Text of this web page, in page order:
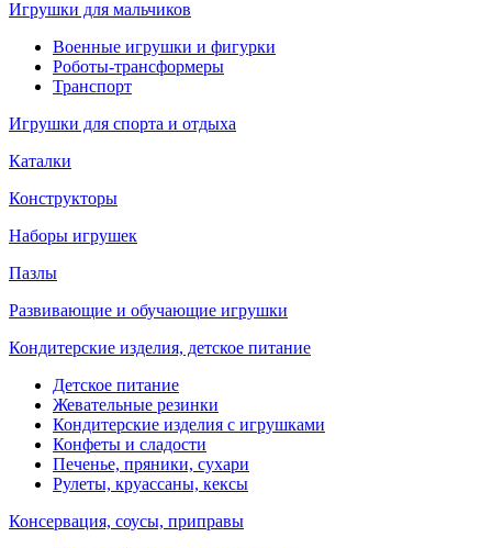
Игрушки для мальчиков
Военные игрушки и фигурки
Роботы-трансформеры
Транспорт
Игрушки для спорта и отдыха
Каталки
Конструкторы
Наборы игрушек
Пазлы
Развивающие и обучающие игрушки
Кондитерские изделия, детское питание
Детское питание
Жевательные резинки
Кондитерские изделия с игрушками
Конфеты и сладости
Печенье, пряники, сухари
Рулеты, круассаны, кексы
Консервация, соусы, приправы